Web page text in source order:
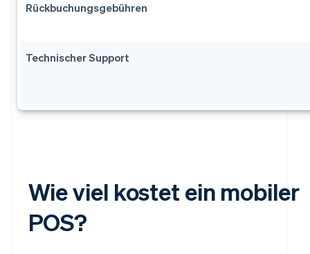
Rückbuchungsgebühren
Technischer Support
Wie viel kostet ein mobiler
POS?